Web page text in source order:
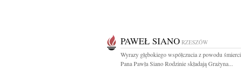
PAWEŁ SIANO RZESZÓW
Wyrazy głębokiego współczucia z powodu śmierci
Pana Pawła Siano Rodzinie składają Grażyna...